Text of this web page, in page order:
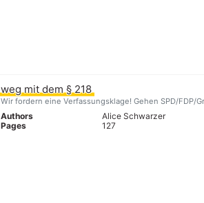
weg mit dem § 218
Wir fordern eine Verfassungsklage! Gehen SPD/FDP/
Authors
Alice Schwarzer
Pages
127